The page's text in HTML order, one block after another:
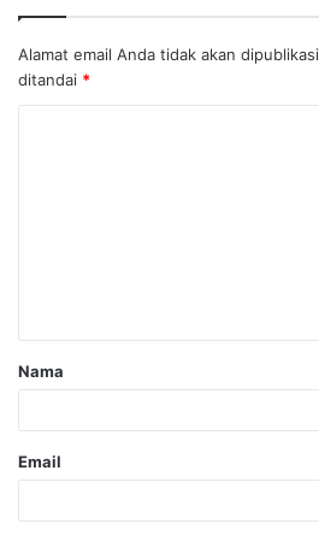
Alamat email Anda tidak akan
ditandai *
Nama
Email